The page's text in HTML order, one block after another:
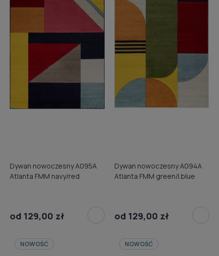
Dywan nowoczesny A095A
Atlanta FMM navy/red
od 129,00 zł
Dywan nowoczesny A094A
Atlanta FMM green/l.blue
od 129,00 zł
NOWOŚĆ NOWOŚĆ